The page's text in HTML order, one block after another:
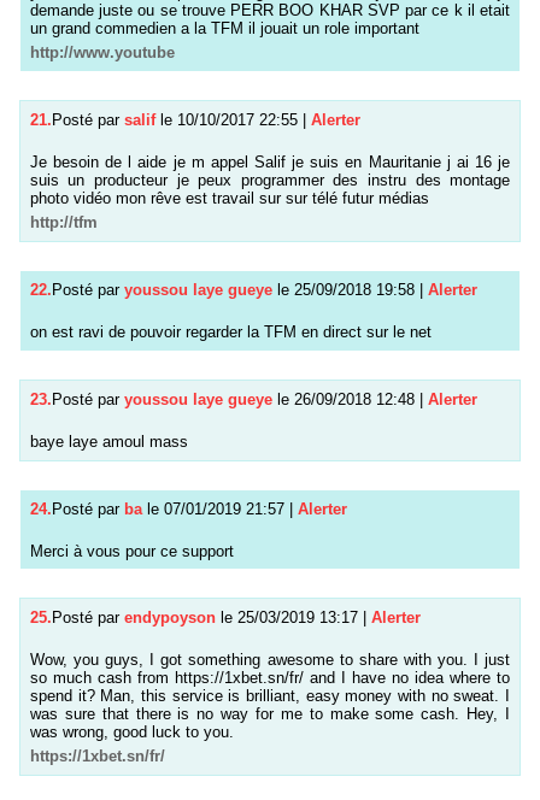
demande juste ou se trouve PERR BOO KHAR SVP par ce k il etait
un grand commedien a la TFM il jouait un role important
http://www.youtube
21. Posté par salif le 10/10/2017 22:55 Alerter
Je besoin de l aide je m appel Salif je suis en Mauritanie j ai 16 je
suis un producteur je peux programmer des instru des montage
photo vidéo mon rêve est travail sur sur télé futur médias
http://tfm
22. Posté par youssou laye gueye le 25/09/2018 19:58 Alerter
on est ravi de pouvoir regarder la TFM en direct sur le net
23. Posté par youssou laye gueye le 26/09/2018 12:48 Alerter
baye laye amoul mass
24.Posté par ba le 07/01/2019 21:57 | Alerter
Merci à vous pour ce support
25. Posté par endypoyson le 25/03/2019 13:17 Alerter
Wow, you guys, I got something awesome to share with you. I just
so much cash from https://1xbet.sn/fr/ and I have no idea where to
spend it? Man, this service is brilliant, easy money with no sweat. I
was sure that there is no way for me to make some cash. Hey, I
was wrong, good luck to you.
https://1xbet.sn/fr/